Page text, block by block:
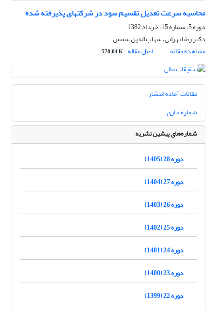
محاسبه سرعت تعدیل تقسیم سود در شرکتهای پذیرفته شده
دوره 5، شماره 15، خرداد 1382
دکتر رضا تهرانى، شهاب الدین شمس
مشاهده مقاله
اصل مقاله 578.04 K
مقالات آماده انتشار
شماره جاری
شماره‌های پیشین نشریه
دوره 28 (1405)
دوره 27 (1404)
دوره 26 (1403)
دوره 25 (1402)
دوره 24 (1401)
دوره 23 (1400)
دوره 22 (1399)